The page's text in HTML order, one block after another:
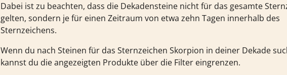
Dabei ist zu beachten, dass die Dekadensteine nicht für das gesamte
gelten, sondern je für einen Zeitraum von etwa zehn Tagen innerhalb des
Sternzeichens.
Wenn du nach Steinen für das Sternzeichen Skorpion in deiner Dekade
kannst du die angezeigten Produkte über die Filter eingrenzen.